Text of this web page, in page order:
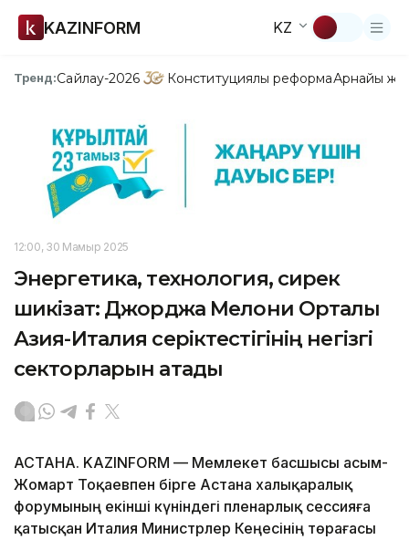
KAZINFORM KZ
Тренд:Сайлау-2026 Конституциялық реформаАрнайы
12:00, 30 Мамыр 2025
Энергетика, технология, сирек
шикізат: Джорджа Мелони Орталық
Азия-Италия серіктестігінің негізгі
секторларын атады
АСТАНА. KAZINFORM — Мемлекет басшысы Қасым-
Жомарт Тоқаевпен бірге Астана халықаралық
форумының екінші күніндегі пленарлық сессияға
қатысқан Италия Министрлер Кеңесінің төрағасы